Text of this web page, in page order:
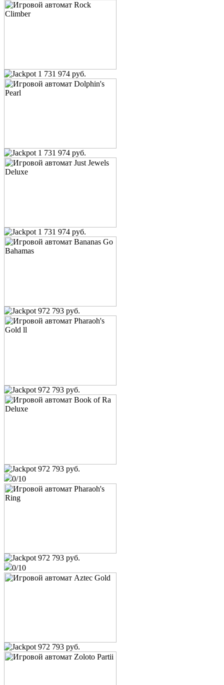
1 731 974 руб.
1 731 974 руб.
1 731 974 руб.
972 793 руб.
972 793 руб.
972 793 руб.
0/10
972 793 руб.
0/10
972 793 руб.
osobist
King of Cards
12 600 руб.
Book of Ra
user_1190264
13 120 руб.
osobist
Valley of the Gods